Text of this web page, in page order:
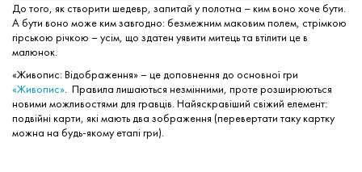
До того, як створити шедевр, запитай у полотна – ким воно хоче бути.
А бути воно може ким завгодно: безмежним маковим полем, стрімкою
гірською річкою – усім, що здатен уявити митець та втілити це в
малюнок.
«Живопис: Відображення» – це доповнення до основної гри
«Живопис». Правила лишаються незмінними, проте розширюються
новими можливостями для гравців. Найяскравіший свіжий елемент:
подвійні карти, які мають два зображення (перевертати таку картку
можна на будь-якому етапі гри).